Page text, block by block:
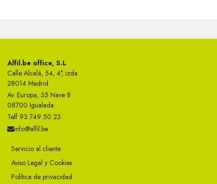
Alfil.be office, S.L
Calle Alcalá, 54, 4°, izda.
28014 Madrid
Av. Europa, 35 Nave 8
08700 Igualada
Telf 93 749 50 23
info@alfil.be
Servicio al cliente
Aviso Legal y Cookies
Política de privacidad